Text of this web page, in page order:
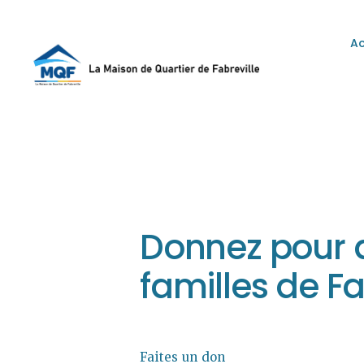
Donnez
familles de
Faites un don